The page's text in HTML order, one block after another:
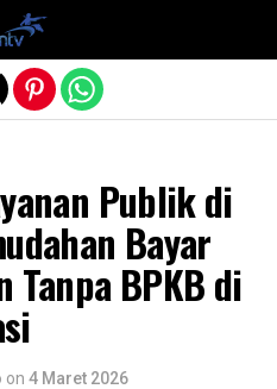
Publik di
Bayar
Tanpa BPKB di
on 4 Maret 2026
version